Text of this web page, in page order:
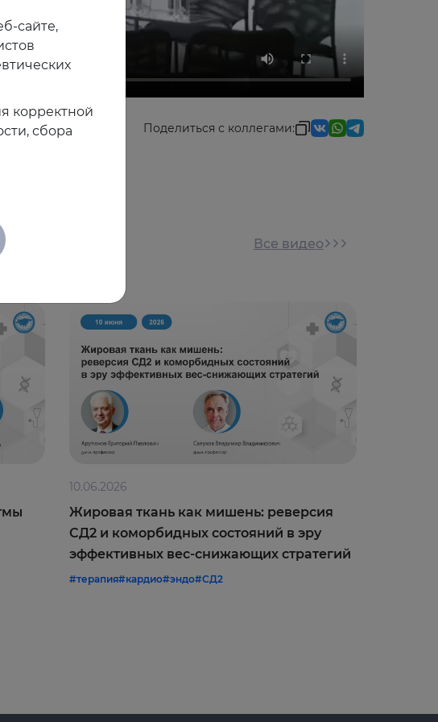
Поделиться с коллегами:
Все видео
10.06.2026
Жировая ткань как мишень: реверсия
СД2 и коморбидных состояний в эру
эффективных вес-снижающих стратегий
#терапия#кардио#эндо#СД2
сайте,
корректной
сбора